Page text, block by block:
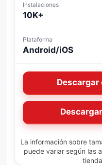
Instalaciones
10K+
Plataforma
Android/iOS
Descargar
La información sobre
puede variar según las